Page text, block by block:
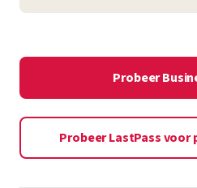
Probeer
Probeer LastPass